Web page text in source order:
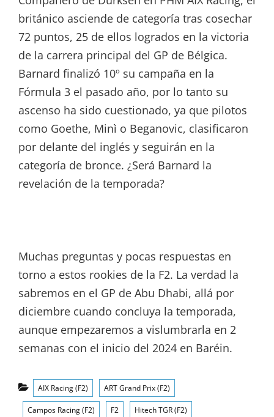
británico asciende de categoría tras cosechar
72 puntos, 25 de ellos logrados en la victoria
de la carrera principal del GP de Bélgica.
Barnard finalizó 10º su campaña en la
Fórmula 3 el pasado año, por lo tanto su
ascenso ha sido cuestionado, ya que pilotos
como Goethe, Minì o Beganovic, clasificaron
por delante del inglés y seguirán en la
categoría de bronce. ¿Será Barnard la
revelación de la temporada?
Muchas preguntas y pocas respuestas en
torno a estos rookies de la F2. La verdad la
sabremos en el GP de Abu Dhabi, allá por
diciembre cuando concluya la temporada,
aunque empezaremos a vislumbrarla en 2
semanas con el inicio del 2024 en Baréin.
Categorías
AIX Racing (F2) ART Grand Prix (F2)
Campos Racing (F2) F2 Hitech TGR (F2)